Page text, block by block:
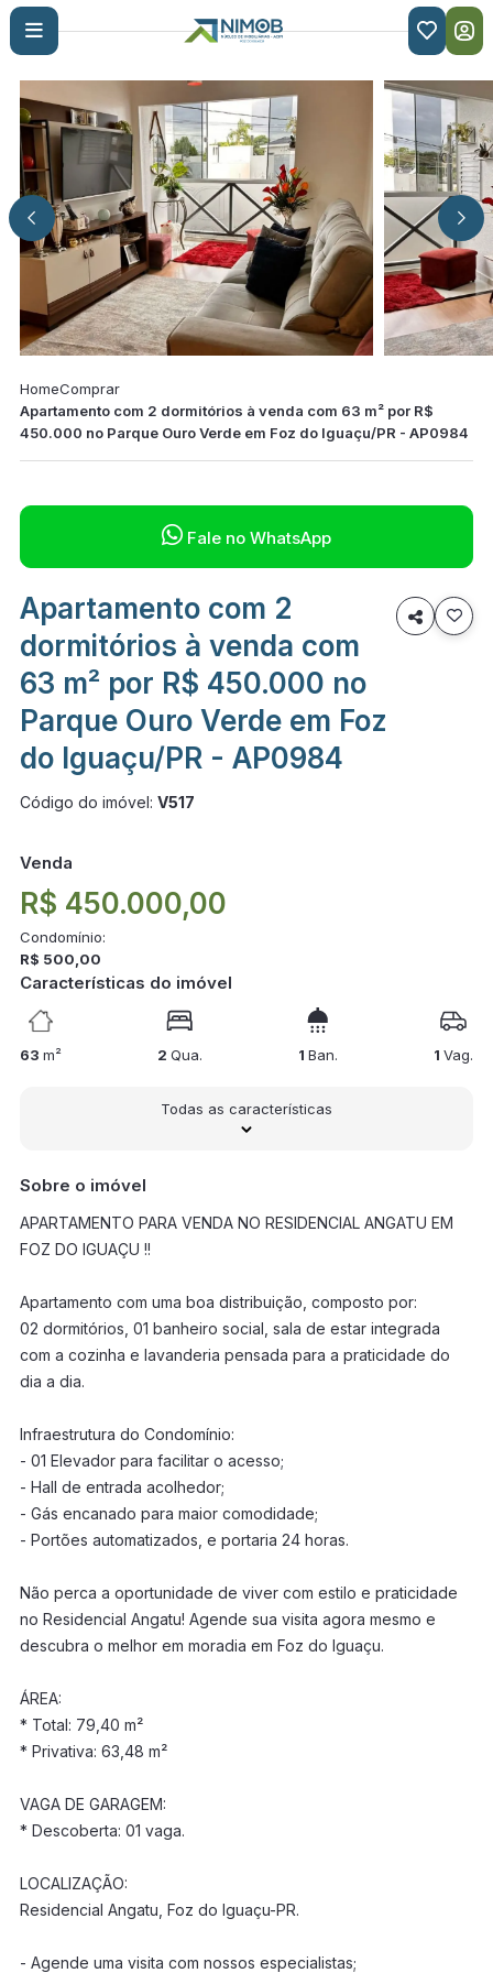

HomeComprar
Apartamento com 2 dormitórios à venda com 63 m² por R$
450.000 no Parque Ouro Verde em Foz do Iguaçu/PR - AP0984
 Fale no WhatsApp
Apartamento com 2
dormitórios à venda com
63 m² por R$ 450.000 no
Parque Ouro Verde em Foz
do Iguaçu/PR - AP0984

Código do imóvel: V517
Venda
R$ 450.000,00
Condomínio:
R$ 500,00
Características do imóvel
63 m² 2 Qua. 1Ban. 1Vag.
Todas as características
Sobre o imóvel
APARTAMENTO PARA VENDA NO RESIDENCIAL ANGATU EM
FOZ DO IGUAÇU !!
Apartamento com uma boa distribuição, composto por:
02 dormitórios, 01 banheiro social, sala de estar integrada
com a cozinha e lavanderia pensada para a praticidade do
dia a dia.
Infraestrutura do Condomínio:
- 01 Elevador para facilitar o acesso;
- Hall de entrada acolhedor;
- Gás encanado para maior comodidade;
- Portões automatizados, e portaria 24 horas.
Não perca a oportunidade de viver com estilo e praticidade
no Residencial Angatu! Agende sua visita agora mesmo e
descubra o melhor em moradia em Foz do Iguaçu.
ÁREA:
* Total: 79,40 m²
* Privativa: 63,48 m²
VAGA DE GARAGEM:
* Descoberta: 01 vaga.
LOCALIZAÇÃO:
Residencial Angatu, Foz do Iguaçu-PR.
- Agende uma visita com nossos especialistas;